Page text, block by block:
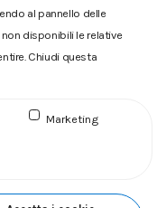
al n.10.029 - Capitale
al pannello delle
disponibili le relative
Chiudi questa
Marketing